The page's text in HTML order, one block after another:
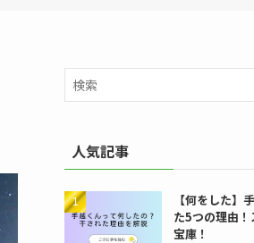
人気記事
【何をした】
た5つの理由
宝庫！